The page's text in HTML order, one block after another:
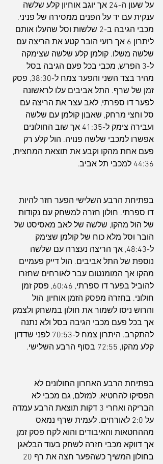
על שעון ה-24 אך יוגב אוחיון קלע שלשה
ענקית עם יד על הפנים ממסירה של פניני.
מכבי הגיבה ב-2 שלשות וסל שהעלו אותם
ליתרון 6 אך רועי הובר קטע את הריצה עם
שלשה משלו. קולמן קלע שלשה שצימקה
ל-3 הפרש, מכבי בכל פעם הגיבה בסל
מהיר בצד השני והפער צמח ל-38:30, פסק
זמן של שרף. התל אביבים עלו לראשונה
לפער דו ספרתי, לאב עצר את הריצה עם
סל וחצי מרחק, שאבון קולמן עם שלשה
ועבירה צימק ל-41:35 אך שוב החולונים
אפשרו למכבי שלשה פנויה. הול קלע רק
פעם אחת מהקו וקבע את תוצאת המחצית,
44:36 למכבי תל אביב.
בפתיחת הרבע השלישי הפער חזר להיות
דו ספרתי. חולון חזרה למשחק עם נקודות
של הול מהקו, שלשה של לאב מאסיסט של
הובר וסל מלא כוח של קולמן שצימק
ל-48:43, אך הריצה נעצרה עם שלשה
נוספת של התל אביבים. הול דייק פעמיים
מהקו אך המומנטום עבר לאורחים שחזרו
להוביל בפער דו ספרתי, 60:46, פסק זמן
חולוני. בחזרה מפסק הזמן אוחיון, הול
והרוש ניסו לשמור את חולון במשחק ולצמק
אך בכל פעם מכבי הגיבה בסל ולא נתנה
להתקרב. היתרון צמח ל-70:53 לפני שדדון
קלע מהקו, 72:55 בסוף הרבע השלישי.
בפתיחת הרבע האחרון החולונים לא
הפסיקו להחטיא. למזלם, גם מכבי לא
הבריקה ואחרי 3 דקות תוצאת הרבע עמדה
על 2:0 לאורחים. לעמית שרף נמאס
מההחטאות והאיבודים והוא לקח פסק זמן,
אך דווקא מכבי חזרה לשחק בעוד הבלאגן